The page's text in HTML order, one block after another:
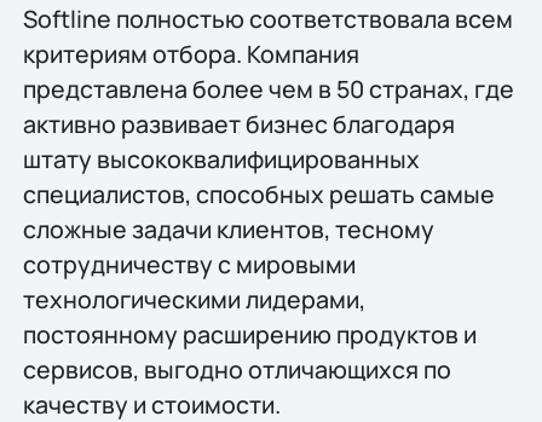
Softline полностью соответствовала всем
критериям отбора. Компания
представлена более чем в 50 странах, где
активно развивает бизнес благодаря
штату высококвалифицированных
специалистов, способных решать самые
сложные задачи клиентов, тесному
сотрудничеству с мировыми
технологическими лидерами,
постоянному расширению продуктов и
сервисов, выгодно отличающихся по
качеству и стоимости.